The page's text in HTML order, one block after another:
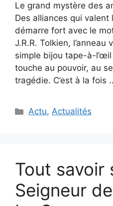
Le grand mystère des
Des alliances qui valent
démarre fort avec le
J.R.R. Tolkien,
simple bijou tape-à-
touche au pouvoir, au
tragédie. C’est à la fois
Catégories
Actu,Actualités
Tout savoir
Seigneur